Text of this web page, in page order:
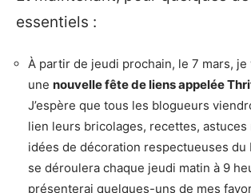
essentiels :
À partir de jeudi prochain, le 7 mars,
une nouvelle fête de liens appelée
J’espère que tous les blogueurs
lien leurs bricolages, recettes, astuces
idées de décoration respectueuses du
se déroulera chaque jeudi matin à 9
présenterai quelques-uns de mes